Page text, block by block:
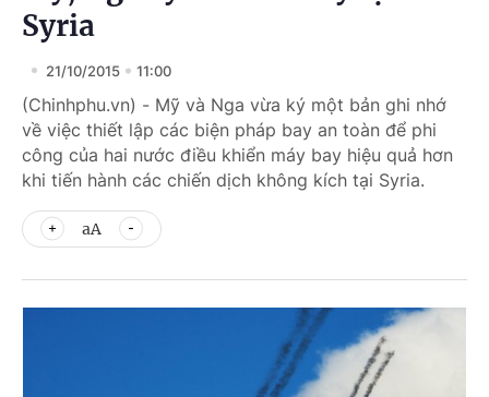
Syria
21/10/2015 11:00
(Chinhphu.vn) - Mỹ và Nga vừa ký một bản ghi nhớ
về việc thiết lập các biện pháp bay an toàn để phi
công của hai nước điều khiển máy bay hiệu quả hơn
khi tiến hành các chiến dịch không kích tại Syria.
aA